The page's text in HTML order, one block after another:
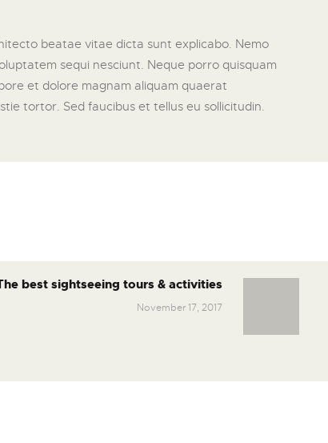
beatae vitae dicta sunt explicabo. Nemo
sequi nesciunt. Neque porro quisquam
et dolore magnam aliquam quaerat
tortor. Sed faucibus et tellus eu sollicitudin.
best sightseeing tours & activities
November 17, 2017